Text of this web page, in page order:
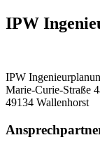
IPW
IPW
Marie-Curie-Straße
49134 Wallenhorst